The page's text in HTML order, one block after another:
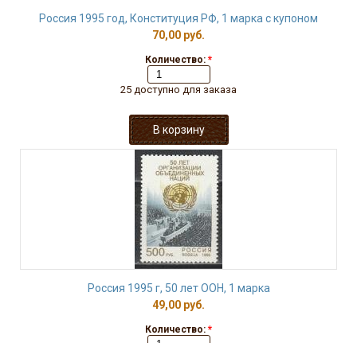
Россия 1995 год, Конституция РФ, 1 марка с купоном
70,00 руб.
Количество: *
25 доступно для заказа
Россия 1995 г, 50 лет ООН, 1 марка
49,00 руб.
Количество: *